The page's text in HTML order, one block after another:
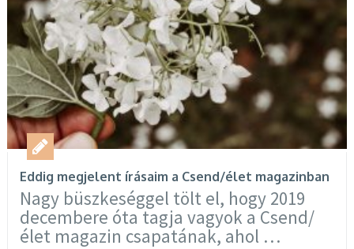
Eddig megjelent írásaim a Csend/élet magazinban
Nagy büszkeséggel tölt el, hogy 2019
decembere óta tagja vagyok a Csend/
élet magazin csapatának, ahol …